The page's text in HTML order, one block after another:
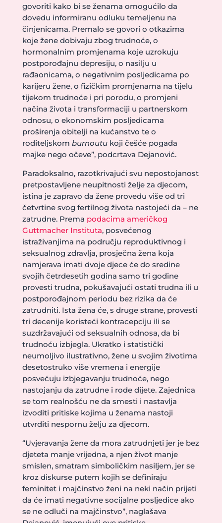
govoriti kako bi se ženama omogućilo da
dovedu informiranu odluku temeljenu na
činjenicama. Premalo se govori o otkazima
koje žene dobivaju zbog trudnoće, o
hormonalnim promjenama koje uzrokuju
postporođajnu depresiju, o nasilju u
rađaonicama, o negativnim posljedicama po
karijeru žene, o fizičkim promjenama na tijelu
tijekom trudnoće i pri porodu, o promjeni
načina života i transformaciji u partnerskom
odnosu, o ekonomskim posljedicama
proširenja obitelji na kućanstvo te o
roditeljskom burnoutukoji češće pogađa
majke nego očeve”, podcrtava Dejanović.
Paradoksalno, razotkrivajući svu nepostojanost
pretpostavljene neupitnosti želje za djecom,
istina je zapravo da žene provedu više od tri
četvrtine svog fertilnog života nastojeći da – ne
zatrudne. Prema podacima američkog
Guttmacher Instituta, posvećenog
istraživanjima na području reproduktivnog i
seksualnog zdravlja, prosječna žena koja
namjerava imati dvoje djece će do sredine
svojih četrdesetih godina samo tri godine
provesti trudna, pokušavajući ostati trudna ili u
postporođajnom periodu bez rizika da će
zatrudniti. Ista žena će, s druge strane, provesti
tri decenije koristeći kontracepciju ili se
suzdržavajući od seksualnih odnosa, da bi
trudnoću izbjegla. Ukratko i statistički
neumoljivo ilustrativno, žene u svojim životima
desetostruko više vremena i energije
posvećuju izbjegavanju trudnoće, nego
nastojanju da zatrudne i rode dijete. Zajednica
se tom realnošću ne da smesti i nastavlja
izvoditi pritiske kojima u ženama nastoji
utvrditi nespornu želju za djecom.
“Uvjeravanja žene da mora zatrudnjeti jer je bez
djeteta manje vrijedna, a njen život manje
smislen, smatram simboličkim nasiljem, jer se
kroz diskurse putem kojih se definiraju
feminitet i majčinstvo ženi na neki način prijeti
da će imati negativne socijalne posljedice ako
se ne odluči na majčinstvo”, naglašava